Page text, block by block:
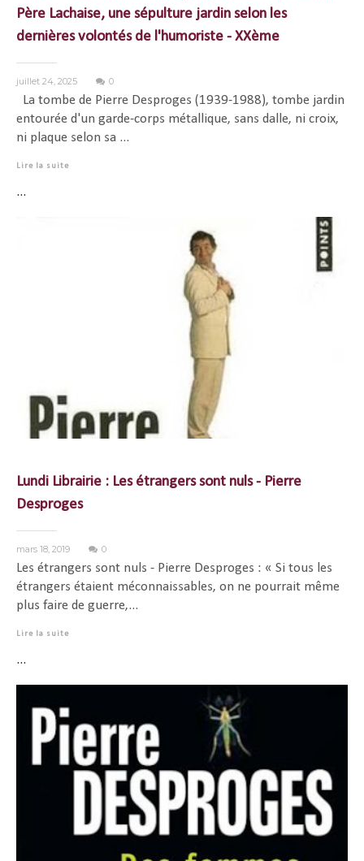
Père Lachaise, une sépulture jardin selon les
dernières volontés de l'humoriste - XXème
juillet 24, 2025 0
La tombe de Pierre Desproges (1939-1988), tombe jardin
entourée d'un garde-corps métallique, sans dalle, ni croix,
ni plaque selon sa ...
Lire la suite
...
Lundi Librairie : Les étrangers sont nuls - Pierre
Desproges
mars 18, 2019 0
Les étrangers sont nuls - Pierre Desproges : « Si tous les
étrangers étaient méconnaissables, on ne pourrait même
plus faire de guerre,...
Lire la suite
...